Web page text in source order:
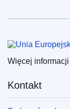
Więcej
Kontakt